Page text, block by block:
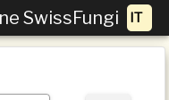
SwissFungi